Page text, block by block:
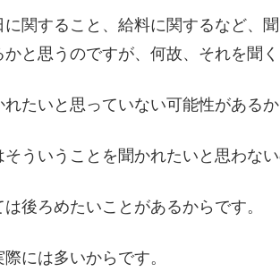
関すること、給料に関するなど、
と思うのですが、何故、それを聞
たいと思っていない可能性があるか
ういうことを聞かれたいと思わな
後ろめたいことがあるからです。
には多いからです。